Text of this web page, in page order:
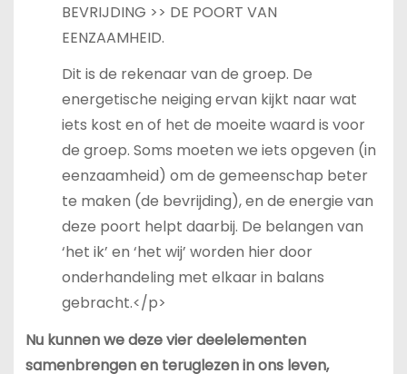
BEVRIJDING >> DE POORT VAN
EENZAAMHEID.
Dit is de rekenaar van de groep. De
energetische neiging ervan kijkt naar wat
iets kost en of het de moeite waard is voor
de groep. Soms moeten we iets opgeven (in
eenzaamheid) om de gemeenschap beter
te maken (de bevrijding), en de energie van
deze poort helpt daarbij. De belangen van
‘het ik’ en ‘het wij’ worden hier door
onderhandeling met elkaar in balans
gebracht.</p>
Nu kunnen we deze vier deelelementen
samenbrengen en teruglezen in ons leven,